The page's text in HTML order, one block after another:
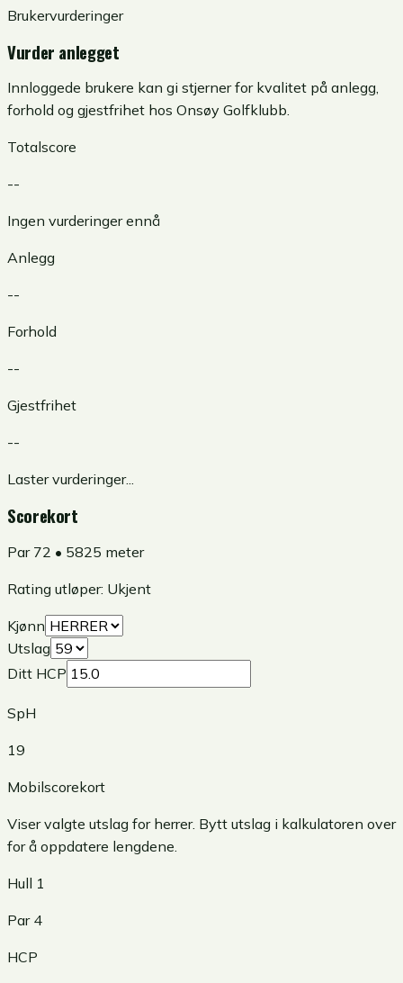
Brukervurderinger
Vurder anlegget
Innloggede brukere kan gi stjerner for kvalitet på anlegg,
forhold og gjestfrihet hos Onsøy Golfklubb.
Totalscore
--
Ingen vurderinger ennå
Anlegg
--
Forhold
--
Gjestfrihet
--
Laster vurderinger...
Scorekort
Par 72 • 5825 meter
Rating utløper: Ukjent
Kjønn
Utslag
Ditt HCP
SpH
19
Mobilscorekort
Viser valgte utslag for herrer. Bytt utslag i kalkulatoren over
for å oppdatere lengdene.
Hull 1
Par 4
HCP